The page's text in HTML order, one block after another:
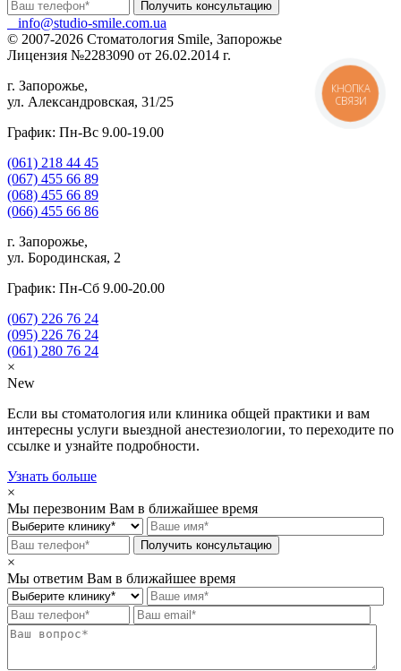
info@studio-smile.com.ua
© 2007-2026 Стоматология Smile, Запорожье
Лицензия №2283090 от 26.02.2014 г.
г. Запорожье,
ул. Александровская, 31/25
График: Пн-Вс 9.00-19.00
(061) 218 44 45
(067) 455 66 89
(068) 455 66 89
(066) 455 66 86
г. Запорожье,
ул. Бородинская, 2
График: Пн-Сб 9.00-20.00
(067) 226 76 24
(095) 226 76 24
(061) 280 76 24
×
New
Если вы стоматология или клиника общей практики и вам
интересны услуги выездной анестезиологии, то переходите по
ссылке и узнайте подробности.
Узнать больше
×
Мы перезвоним Вам в ближайшее время
×
Мы ответим Вам в ближайшее время
КНОПКА
СВЯЗИ